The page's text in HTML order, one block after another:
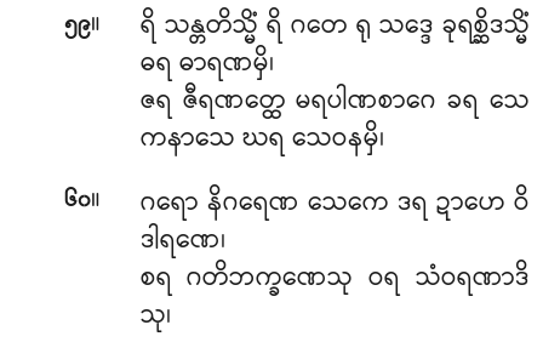
၅၉။
ရိ သန္တတိသ္မိံ ရိ ဂတေ ရု သဒ္ဒေ ခုရစ္ဆိဒသ္မိံ
ဓရ ဓာရဏမှိ၊
ဇရ ဇီရဏတ္ထေ မရပါဏစာဂေ ခရ သေ
ကနာသေ ဃရ သေဝနမှိ၊
၆၀။
ဂရော နိဂရေဏ သေကေ ဒရ ဍာဟေ ဝိ
ဒါရဏေ၊
စရ ဂတိဘက္ခဏေသု ဝရ သံဝရဏာဒိ
သု၊